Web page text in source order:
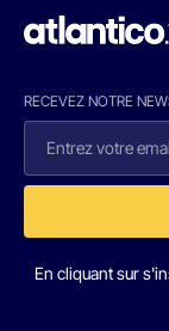
RECEVEZ NOTRE
En cliquant sur